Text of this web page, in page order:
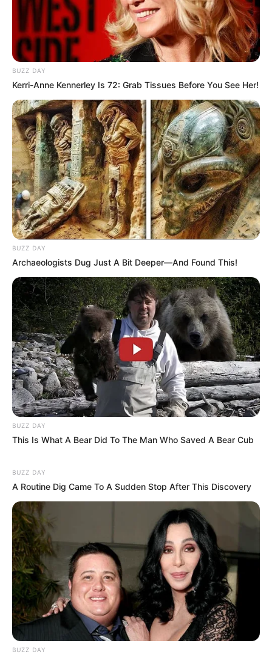
BUZZ DAY
Kerri-Anne Kennerley Is 72: Grab Tissues Before You See Her!
BUZZ DAY
Archaeologists Dug Just A Bit Deeper—And Found This!
BUZZ DAY
This Is What A Bear Did To The Man Who Saved A Bear Cub
BUZZ DAY
A Routine Dig Came To A Sudden Stop After This Discovery
BUZZ DAY